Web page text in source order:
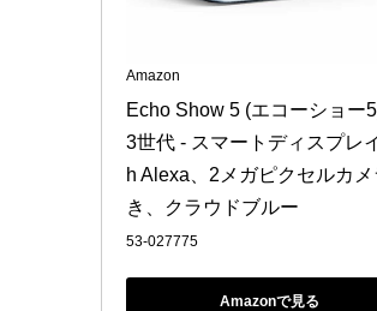
Amazon
Echo Show 5 (エコーショー
3世代 - スマートディスプレ
h Alexa、2メガピクセルカ
き、クラウドブルー
53-027775
Amazonで見る